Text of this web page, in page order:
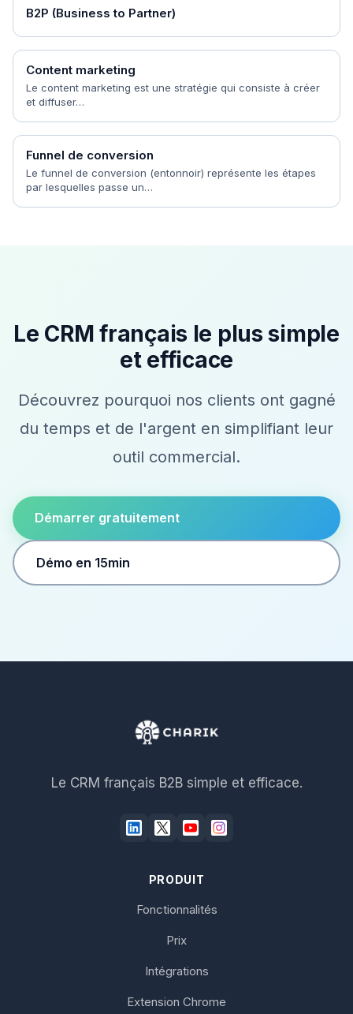
B2P (Business to Partner)
Content marketing
Le content marketing est une stratégie qui consiste à créer
et diffuser…
Funnel de conversion
Le funnel de conversion (entonnoir) représente les étapes
par lesquelles passe un…
Le CRM français le plus simple
et efficace
Découvrez pourquoi nos clients ont gagné
du temps et de l'argent en simplifiant leur
outil commercial.
Démarrer gratuitement
Démo en 15min
Le CRM français B2B simple et efficace.
PRODUIT
Fonctionnalités
Prix
Intégrations
Extension Chrome